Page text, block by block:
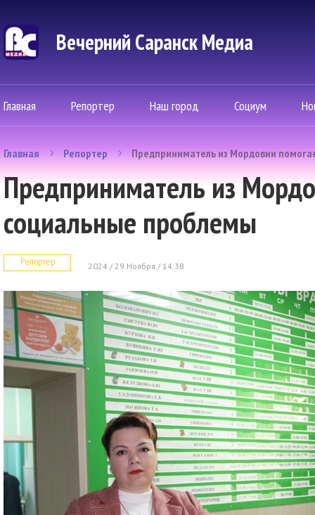
Вечерний Саранск Mедиа
Главная Репортер Наш город Социум
Главная Репортер Предприниматель из Мордовии
Предприниматель из
социальные проблемы
Репортер 2024 / 29 Ноября / 14:38